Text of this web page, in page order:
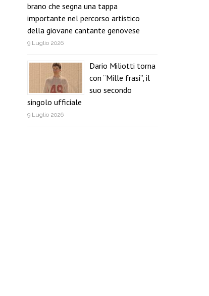
brano che segna una tappa
importante nel percorso artistico
della giovane cantante genovese
9 Luglio 2026
Dario Miliotti torna
con “Mille frasi”, il
suo secondo
singolo ufficiale
9 Luglio 2026